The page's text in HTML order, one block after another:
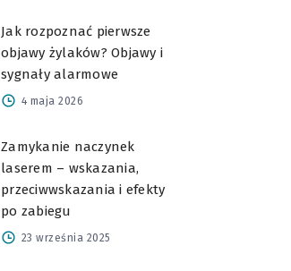
Jak rozpoznać pierwsze
objawy żylaków? Objawy i
sygnały alarmowe
4 maja 2026
Zamykanie naczynek
laserem – wskazania,
przeciwwskazania i efekty
po zabiegu
23 września 2025